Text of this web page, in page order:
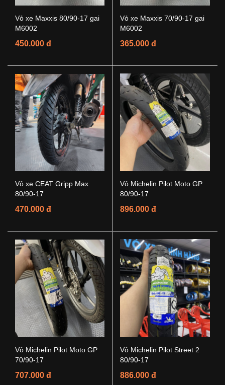
Vỏ xe Maxxis 80/90-17 gai
M6002
450.000 đ
Vỏ xe Maxxis 70/90-17 gai
M6002
365.000 đ
Vỏ xe CEAT Gripp Max
80/90-17
470.000 đ
Vỏ Michelin Pilot Moto GP
80/90-17
896.000 đ
Vỏ Michelin Pilot Moto GP
70/90-17
707.000 đ
Vỏ Michelin Pilot Street 2
80/90-17
886.000 đ